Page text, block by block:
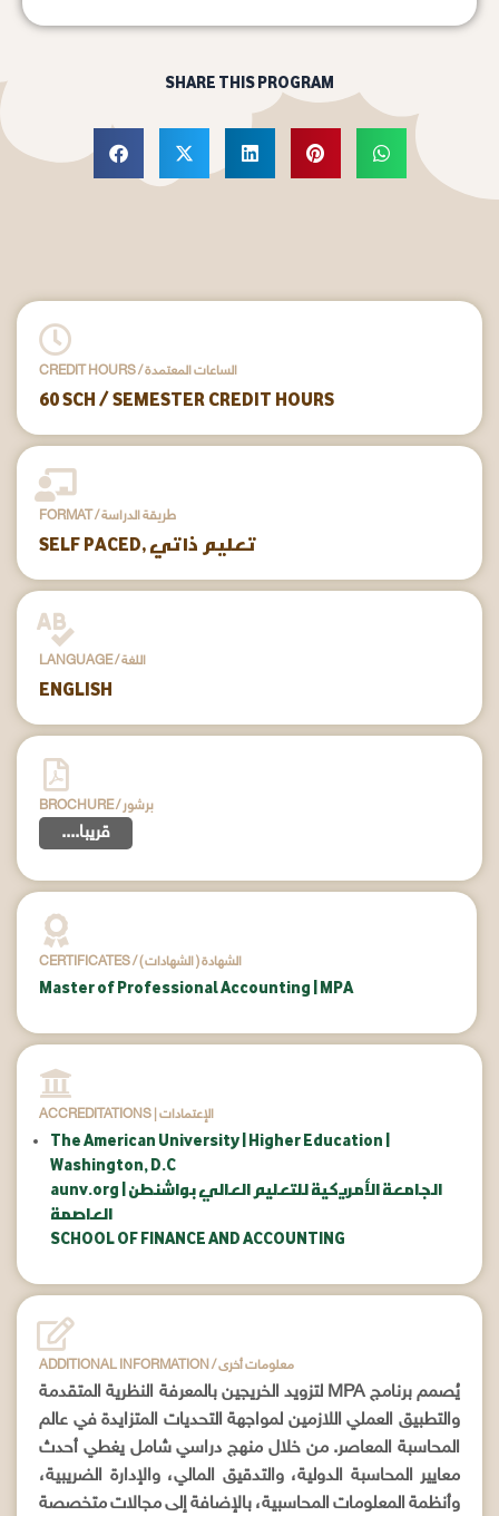
SHARE THIS PROGRAM
CREDIT HOURS / الساعات المعتمدة
60 SCH / SEMESTER CREDIT HOURS
FORMAT / طريقة الدراسة
SELF PACED, تعليم ذاتي
LANGUAGE / اللغة
ENGLISH
BROCHURE / برشور
....قريبا
CERTIFICATES / ( الشهادات ) الشهادة
Master of Professional Accounting | MPA
ACCREDITATIONS | الإعتمادات
The American University | Higher Education |
Washington, D.C
aunv.org | الجامعة الأمريكية للتعليم العالي بواشنطن
العاصمة
SCHOOL OF FINANCE AND ACCOUNTING
ADDITIONAL INFORMATION / معلومات أخرى
يُصمم برنامج MPA لتزويد الخريجين بالمعرفة النظرية المتقدمة
والتطبيق العملي اللازمين لمواجهة التحديات المتزايدة في عالم
المحاسبة المعاصر. من خلال منهج دراسي شامل يغطي أحدث
معايير المحاسبة الدولية، والتدقيق المالي، والإدارة الضريبية،
وأنظمة المعلومات المحاسبية، بالإضافة إلى مجالات متخصصة